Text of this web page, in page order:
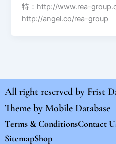
特：http://www.rea-
http://angel.co/rea-group
All right reserved by Frist
Theme by Mobile Database
Terms & ConditionsContact
SitemapShop